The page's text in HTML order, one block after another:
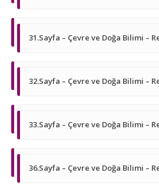
31.Sayfa – Çevre ve Doğa Bilimi –
32.Sayfa – Çevre ve Doğa Bilimi –
33.Sayfa – Çevre ve Doğa Bilimi –
36.Sayfa – Çevre ve Doğa Bilimi –